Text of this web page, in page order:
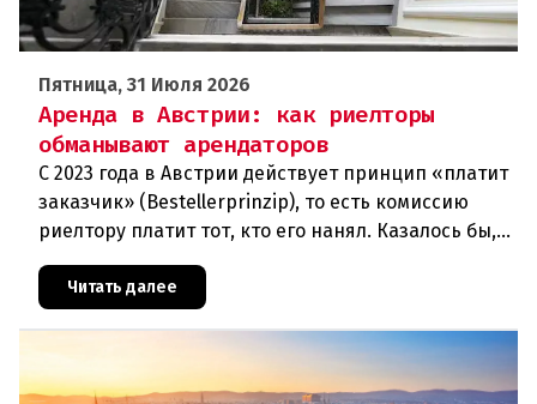
Пятница, 31 Июля 2026
Аренда в Австрии: как риелторы
обманывают арендаторов
С 2023 года в Австрии действует принцип «платит
заказчик» (Bestellerprinzip), то есть комиссию
риелтору платит тот, кто его нанял. Казалось бы,
арендаторы вздохнули свободно. Однако
мошенники нашли но
Читать далее